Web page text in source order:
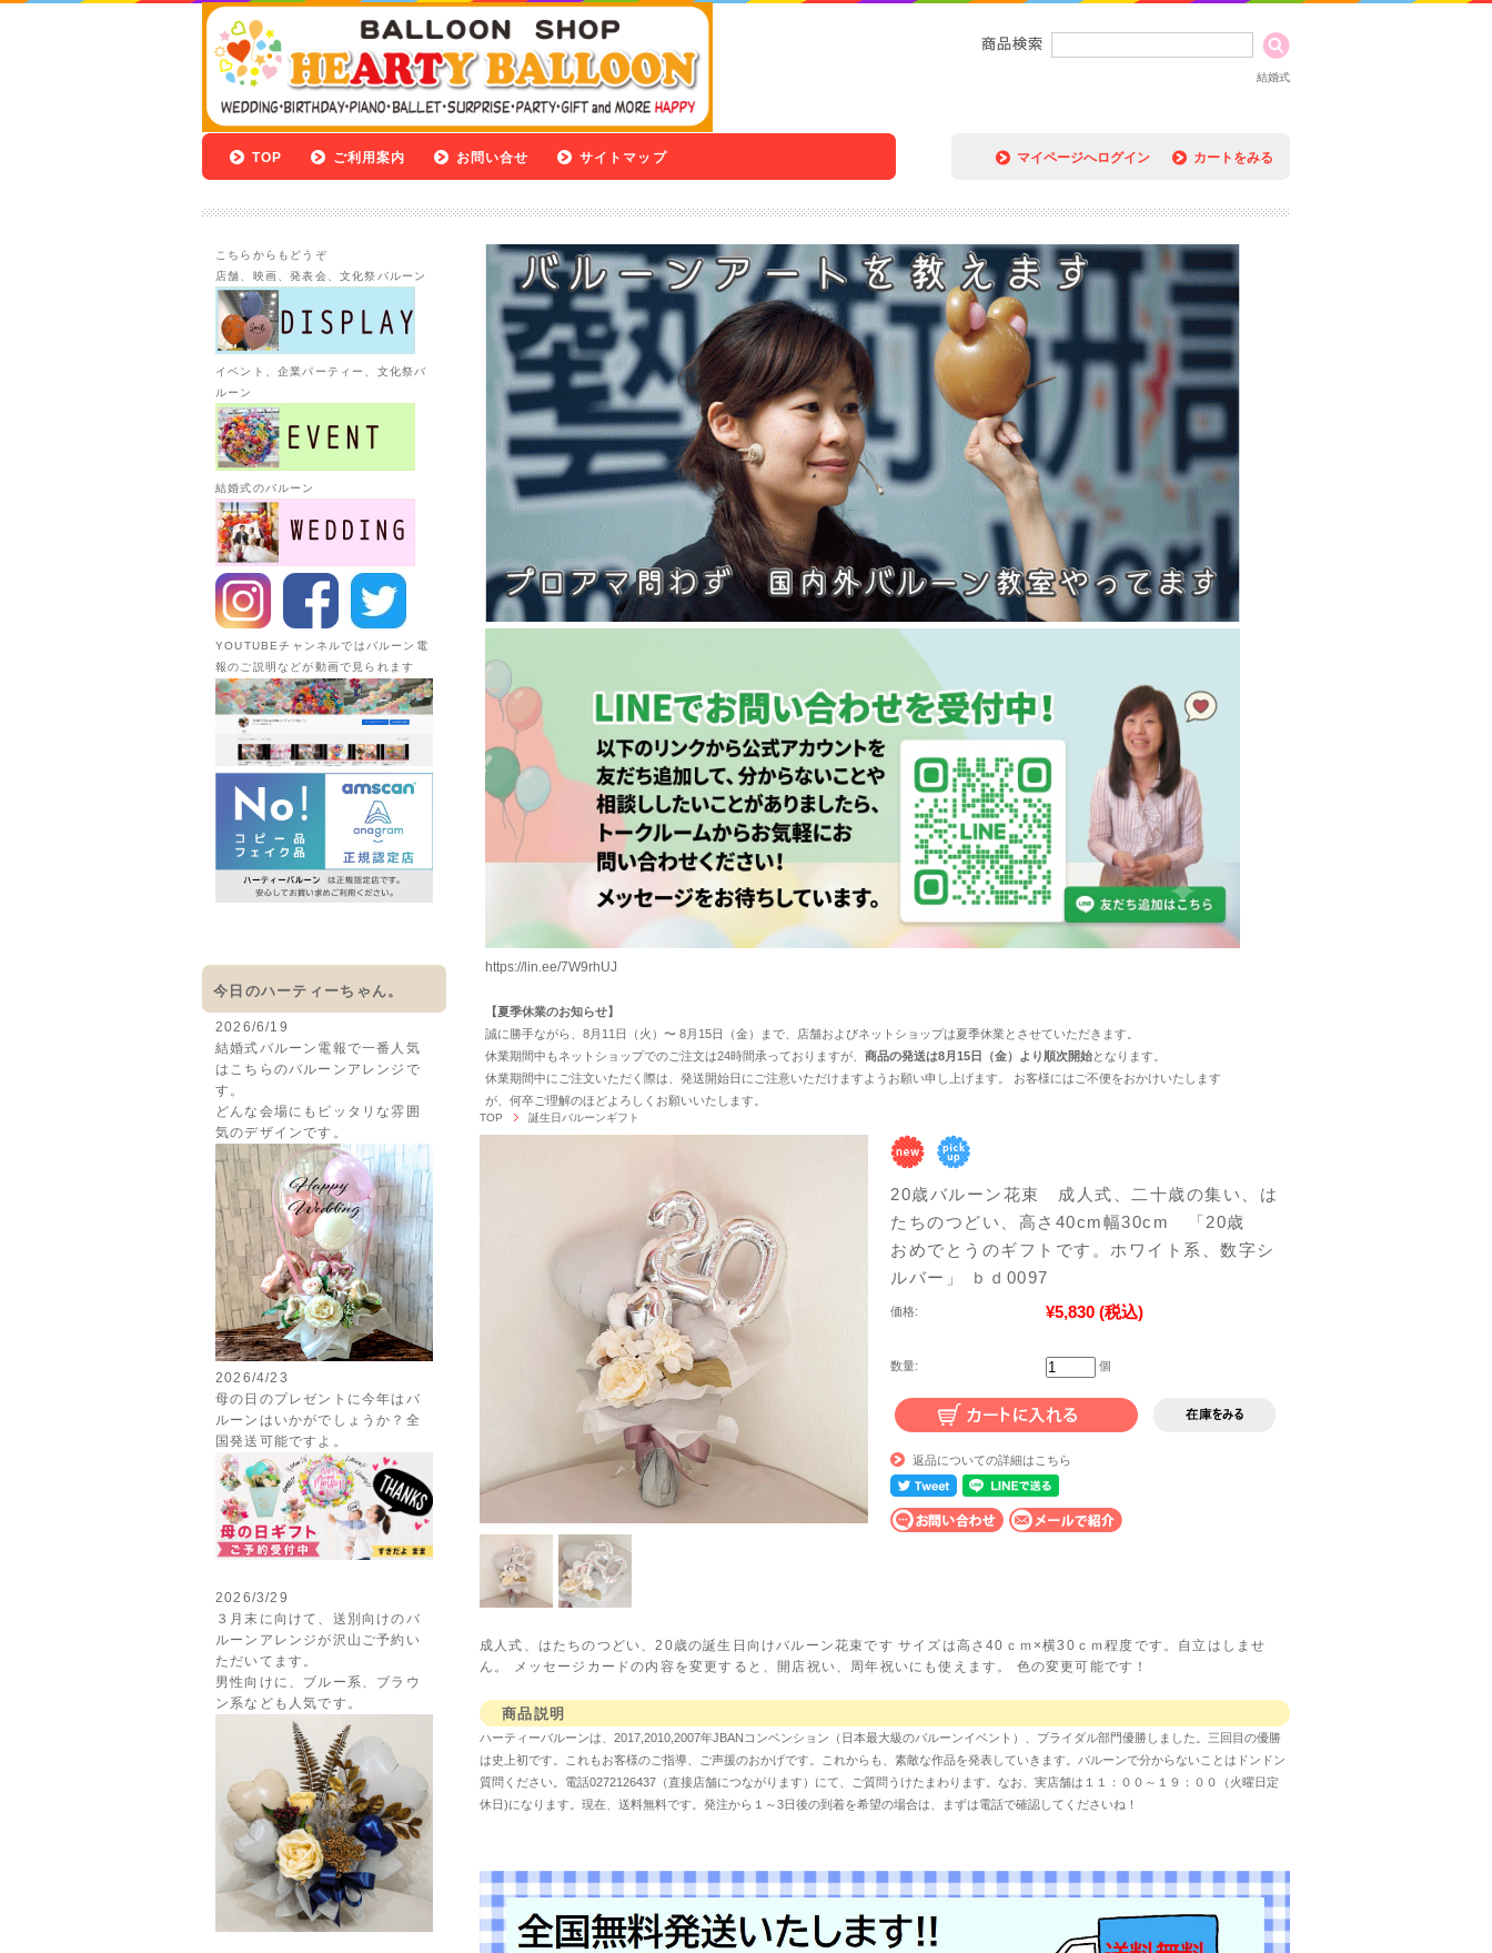
結婚式
マイページへログイン カートをみる
TOP ご利用案内 お問い合せ サイトマップ
https://lin.ee/7W9rhUJ
【夏季休業のお知らせ】
誠に勝手ながら、8月11日（火）〜 8月15日（金）まで、店舗およびネットショップは夏季休業とさせていただきます。
休業期間中もネットショップでのご注文は24時間承っておりますが、 商品の発送は8月15日（金）より順次開始となります。
休業期間中にご注文いただく際は、発送開始日にご注意いただけますようお願い申し上げます。 お客様にはご不便をおかけいたします
が、何卒ご理解のほどよろしくお願いいたします。
TOP 誕生日バルーンギフト
20歳バルーン花束 成人式、二十歳の集い、は
たちのつどい、高さ40cm幅30cm 「20歳
おめでとうのギフトです。ホワイト系、数字シ
ルバー」 ｂｄ0097
価格: ¥5,830 (税込)
数量: 個
返品についての詳細はこちら
成人式、はたちのつどい、20歳の誕生日向けバルーン花束です サイズは高さ40ｃｍ×横30ｃｍ程度です。自立はしませ
ん。 メッセージカードの内容を変更すると、開店祝い、周年祝いにも使えます。 色の変更可能です！
商品説明
ハーティーバルーンは、2017,2010,2007年JBANコンベンション（日本最大級のバルーンイベント）、ブライダル部門優勝しました。三回目の優勝
は史上初です。これもお客様のご指導、ご声援のおかげです。これからも、素敵な作品を発表していきます。バルーンで分からないことはドンドン
質問ください。電話0272126437（直接店舗につながります）にて、ご質問うけたまわります。なお、実店舗は１１：００～１９：００（火曜日定
休日)になります。現在、送料無料です。発注から１～3日後の到着を希望の場合は、まずは電話で確認してくださいね！
こちらからもどうぞ
店舗、映画、発表会、文化祭バルーン
イベント、企業パーティー、文化祭バ
ルーン
結婚式のバルーン
YOUTUBEチャンネルではバルーン電
報のご説明などが動画で見られます
今日のハーティーちゃん。
2026/6/19
結婚式バルーン電報で一番人気
はこちらのバルーンアレンジで
す。
どんな会場にもピッタリな雰囲
気のデザインです。
2026/4/23
母の日のプレゼントに今年はバ
ルーンはいかがでしょうか？全
国発送可能ですよ。
2026/3/29
３月末に向けて、送別向けのバ
ルーンアレンジが沢山ご予約い
ただいてます。
男性向けに、ブルー系、ブラウ
ン系なども人気です。